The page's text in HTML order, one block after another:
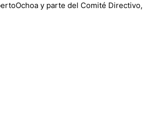
y parte del Comité